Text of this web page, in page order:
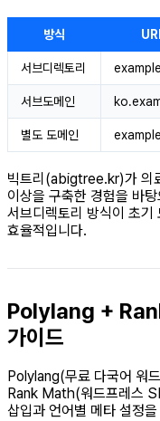
방식
서브디렉토리
서브도메인
별도 도메인
빅트리(abigtree.kr)가 의
이상을 구축한 경험을 바
서브디렉토리 방식이 초
효율적입니다.
Polylang +
가이드
Polylang(무료 다국어 워
Rank Math(워드프레스
삽입과 언어별 메타 설정